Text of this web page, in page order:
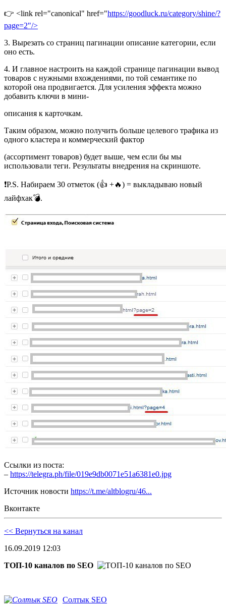
👉 <link rel="canonical" href="https://goodluck.ru/category/shine/?
page=2"/>
3. Вырезать со страниц пагинации описание категории, если
оно есть.
4. И главное настроить на каждой странице пагинации вывод
товаров с нужными вхождениями, по той семантике по
которой она продвигается. Для усиления эффекта можно
добавить ключи в мини-
описания к карточкам.
Таким образом, можно получить больше целевого трафика из
одного кластера и коммерческий фактор
(ассортимент товаров) будет выше, чем если бы мы
использовали теги. Результаты внедрения на скриншоте.
❗️P.S. Набираем 30 отметок (👍 +🔥) = выкладываю новый
лайфхак💣.
Ссылки из поста:
– https://telegra.ph/file/019e9db0071e51a6381e0.jpg
Источник новости https://t.me/altblogru/46...
Вконтакте
<< Вернуться на канал
16.09.2019 12:03
ТОП-10 каналов по SEO
Солтык SEO